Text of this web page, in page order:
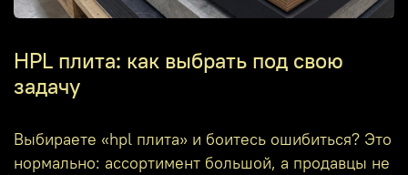
HPL плита: как выбрать под свою
задачу
Выбираете «hpl плита» и боитесь ошибиться? Это
нормально: ассортимент большой, а продавцы не